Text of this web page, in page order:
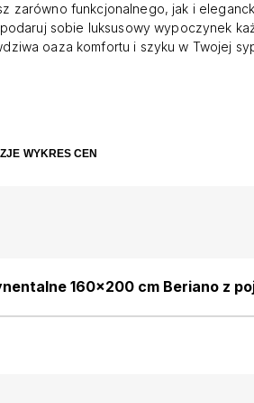
zarówno funkcjonalnego, jak i
sobie luksusowy wypoczynek
oaza komfortu i szyku w Twojej
sobie niezależność w wyborze
WYKRES CEN
160x200 cm Beriano z